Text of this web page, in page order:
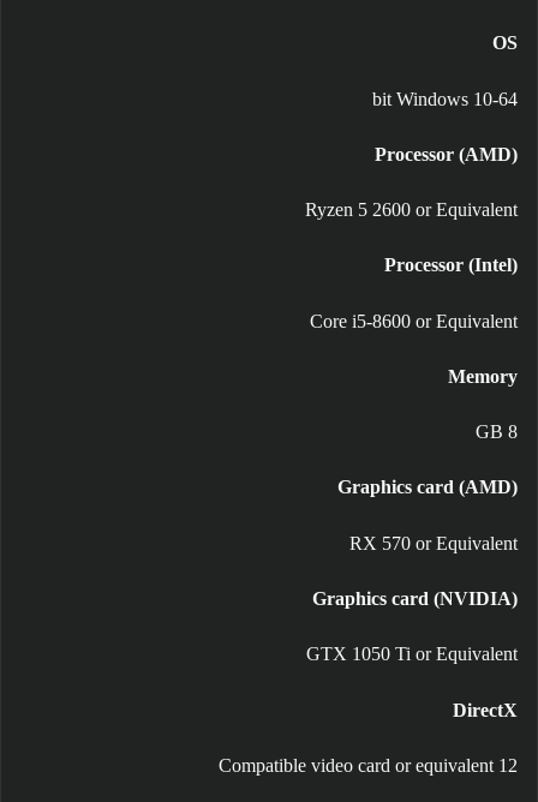
OS
64-bit Windows 10
Processor (AMD)
Ryzen 5 2600 or Equivalent
Processor (Intel)
Core i5-8600 or Equivalent
Memory
8 GB
Graphics card (AMD)
RX 570 or Equivalent
Graphics card (NVIDIA)
GTX 1050 Ti or Equivalent
DirectX
12 Compatible video card or equivalent